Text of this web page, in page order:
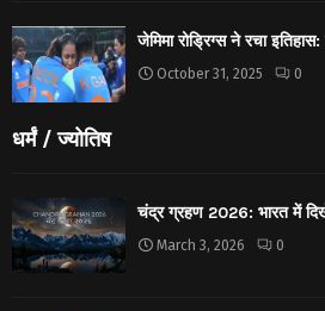
जेमिमा रोड्रिग्स ने रचा इतिहास:
October 31, 2025 0
धर्मं / ज्योतिष
चंद्र ग्रहण 2026: भारत में
March 3, 2026 0